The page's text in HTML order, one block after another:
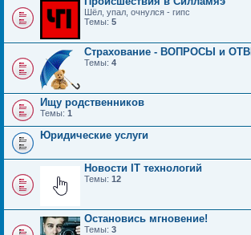
Шёл, упал, очнулся - гипс
Темы: 5
Страхование - ВОПРОСЫ и
Темы: 4
Ищу родственников
Темы: 1
Юридические услуги
Новости IT технологий
Темы: 12
Остановись мгновение!
Темы: 3